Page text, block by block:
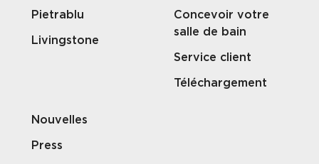
Pietrablu
Livingstone
Concevoir votre
salle de bain
Service client
Téléchargement
Nouvelles
Press